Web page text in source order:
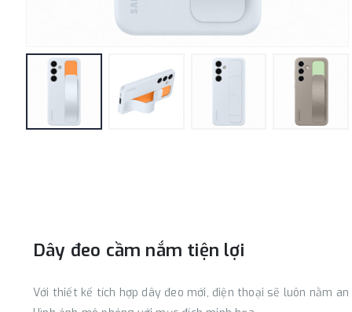
Dây đeo cầm nắm tiện lợi
Với thiết kế tích hợp dây đeo mới, điện thoại sẽ luôn nằm